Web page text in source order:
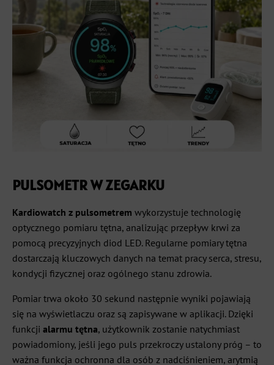
PULSOMETR W ZEGARKU
Kardiowatch z pulsometrem wykorzystuje technologię
optycznego pomiaru tętna, analizując przepływ krwi za
pomocą precyzyjnych diod LED. Regularne pomiary tętna
dostarczają kluczowych danych na temat pracy serca, stresu,
kondycji fizycznej oraz ogólnego stanu zdrowia.
Pomiar trwa około 30 sekund następnie wyniki pojawiają
się na wyświetlaczu oraz są zapisywane w aplikacji. Dzięki
funkcji alarmu tętna, użytkownik zostanie natychmiast
powiadomiony, jeśli jego puls przekroczy ustalony próg – to
ważna funkcja ochronna dla osób z nadciśnieniem, arytmią